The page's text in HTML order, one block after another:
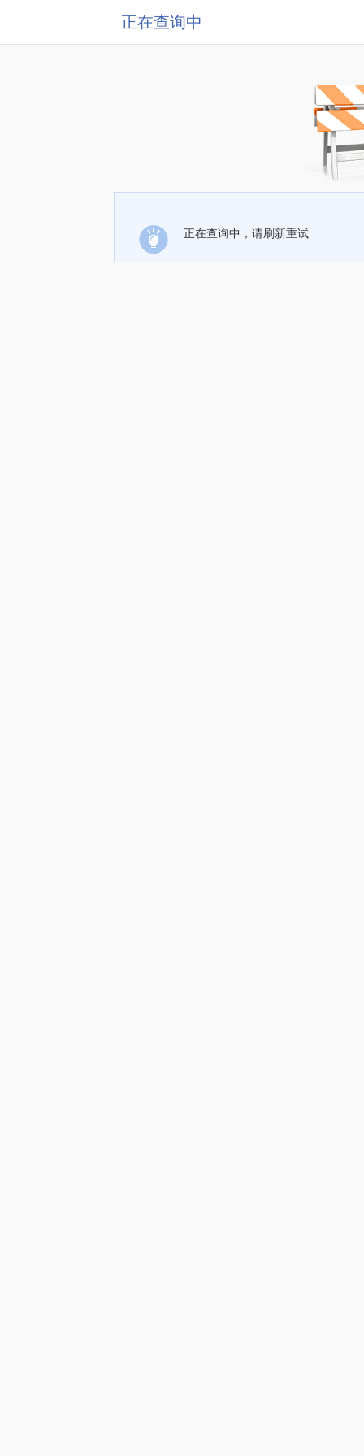
正在查询中
正在查询中，请刷新重试